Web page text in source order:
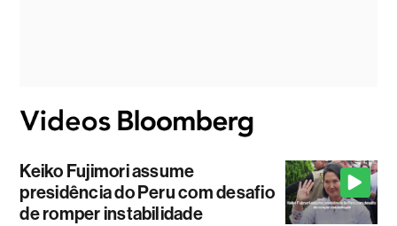
Keiko Fujimori assume
presidência do Peru com desafio
de romper instabilidade